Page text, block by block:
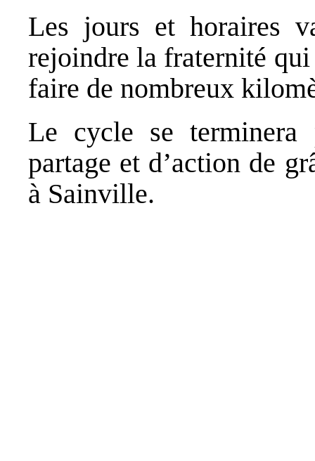
Les jours et horaires
rejoindre la fraternité
faire de nombreux
Le cycle se terminera
partage et d’action de
à Sainville.